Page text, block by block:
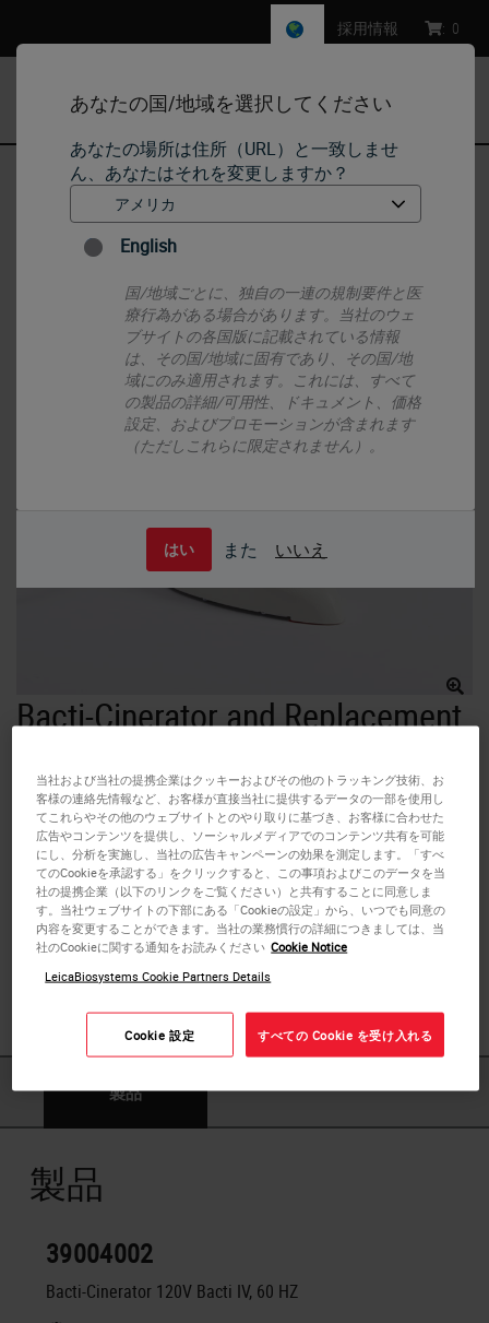
あなたの国/地域を選択してください
あなたの場所は住所（URL）と一致しませ
ん、あなたはそれを変更しますか？
English
国/地域ごとに、独自の一連の規制要件と医
療行為がある場合があります。当社のウェ
ブサイトの各国版に記載されている情報
は、その国/地域に固有であり、その国/地
域にのみ適用されます。これには、すべて
の製品の詳細/可用性、ドキュメント、価格
設定、およびプロモーションが含まれます
（ただしこれらに限定されません）。
はい また いいえ
採用情報 : 0
Histology Consumables
Bacti-Cinerator and Replacement Parts
Bacti-Cinerator and Replacement
The Bacti-Cinerator IV sterilizes microorganisms utilizing
infrared heat produced by a ceramic core element. The
ceramic element contains no asbestos and ensures
maximum sterility without spatter across the work area.
Complete sterilization occurs within 5 to 7 seconds at
optimum sterlizing temperature of 1500° F (815.6°C). The
small footprint makes the Bacti-Cinerator an ideal
instrument for anaerobic and aerobic chambers alike.
Sterilizes loops and needles.
製品
製品
39004002
Bacti-Cinerator 120V Bacti IV, 60 HZ
当社および当社の提携企業はクッキーおよびその他のトラッキング技術、お
客様の連絡先情報など、お客様が直接当社に提供するデータの一部を使用し
てこれらやその他のウェブサイトとのやり取りに基づき、お客様に合わせた
広告やコンテンツを提供し、ソーシャルメディアでのコンテンツ共有を可能
にし、分析を実施し、当社の広告キャンペーンの効果を測定します。「すべ
てのCookieを承認する」をクリックすると、この事項およびこのデータを当
社の提携企業（以下のリンクをご覧ください）と共有することに同意しま
す。当社ウェブサイトの下部にある「Cookieの設定」から、いつでも同意の
内容を変更することができます。当社の業務慣行の詳細につきましては、当
社のCookieに関する通知をお読みください Cookie Notice
LeicaBiosystems Cookie Partners Details
Cookie 設定 すべての Cookie を受け入れる